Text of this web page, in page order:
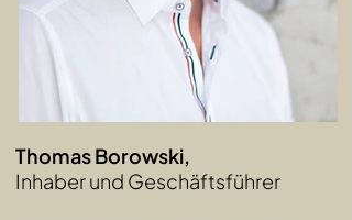
Thomas Borowski,
Inhaber und Geschäftsführer